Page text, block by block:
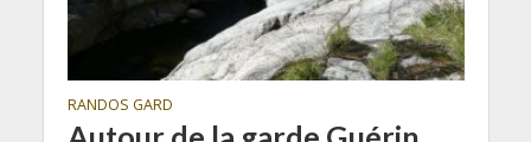
RANDOS GARD